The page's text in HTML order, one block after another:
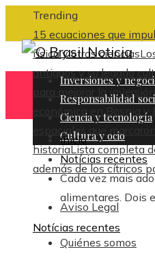
Trending
15 ecuaciones que
física y otras ciencias
antiguos y su legado
para mejorar la
económica en Bosnia y
espaciales que
historiaLista completa
además de los cítricos
Aviso Legal
Quiénes somos
Inversiones y
Responsabilidad
Ciencia y tecnología
Cultura y ocio
Inicio
Notícias recentes
Cada vez mais
alimentares. Dois
Notícias recentes